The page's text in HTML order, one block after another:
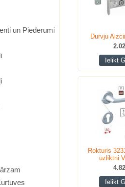
un Piederumi
Durvju
Ielikt
Rokturis
uzliktni
Ielikt